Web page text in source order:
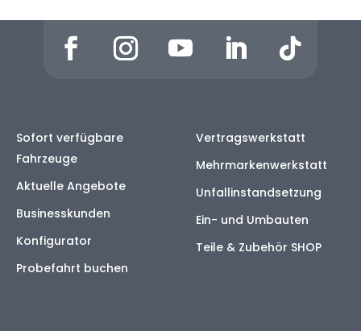
Sofort verfügbare
Fahrzeuge
Aktuelle Angebote
Businesskunden
Konfigurator
Probefahrt buchen
Vertragswerkstatt
Mehrmarkenwerkstatt
Unfallinstandsetzung
Ein- und Umbauten
Teile & Zubehör SHOP